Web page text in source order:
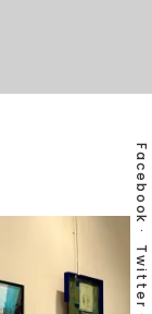
Facebook
Twitter